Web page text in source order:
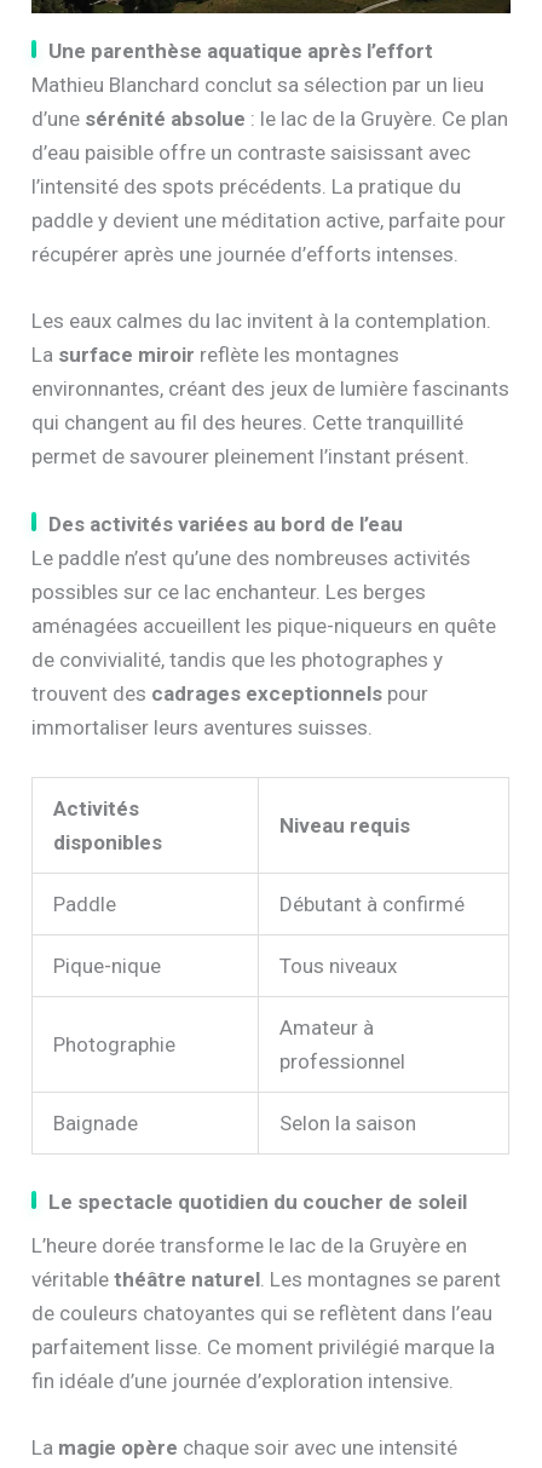
Une parenthèse aquatique après l’effort
Mathieu Blanchard conclut sa sélection par un lieu
d’une sérénité absolue : le lac de la Gruyère. Ce plan
d’eau paisible offre un contraste saisissant avec
l’intensité des spots précédents. La pratique du
paddle y devient une méditation active, parfaite pour
récupérer après une journée d’efforts intenses.
Les eaux calmes du lac invitent à la contemplation.
La surface miroir reflète les montagnes
environnantes, créant des jeux de lumière fascinants
qui changent au fil des heures. Cette tranquillité
permet de savourer pleinement l’instant présent.
Des activités variées au bord de l’eau
Le paddle n’est qu’une des nombreuses activités
possibles sur ce lac enchanteur. Les berges
aménagées accueillent les pique-niqueurs en quête
de convivialité, tandis que les photographes y
trouvent des cadrages exceptionnels pour
immortaliser leurs aventures suisses.
Activités
disponibles
Niveau requis
Paddle Débutant à confirmé
Pique-nique Tous niveaux
Photographie
Amateur à
professionnel
Baignade Selon la saison
Le spectacle quotidien du coucher de soleil
L’heure dorée transforme le lac de la Gruyère en
véritablethéâtre naturel. Les montagnes se parent
de couleurs chatoyantes qui se reflètent dans l’eau
parfaitement lisse. Ce moment privilégié marque la
fin idéale d’une journée d’exploration intensive.
La magie opère chaque soir avec une intensité